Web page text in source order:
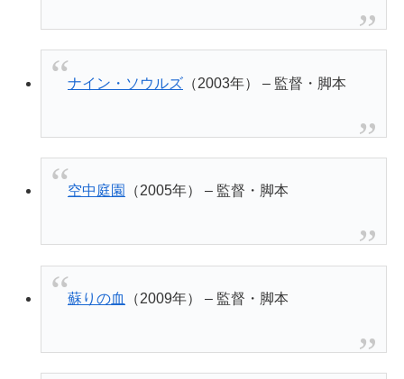
ナイン・ソウルズ（2003年） – 監督・脚本
空中庭園 （2005年） – 監督・脚本
蘇りの血 （2009年） – 監督・脚本